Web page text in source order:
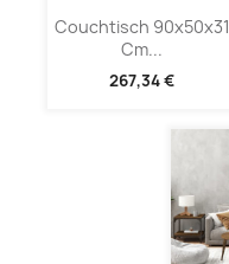
Couchtisch 90x50x31
Cm...
267,34 €